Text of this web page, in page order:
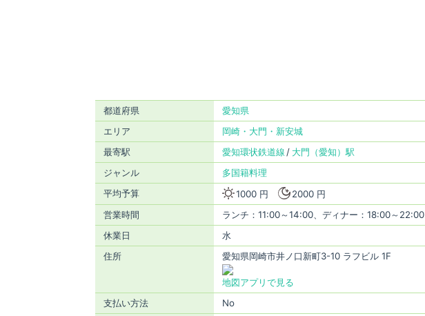
都道府県
愛知県
エリア
岡崎・大門・新安城
最寄駅
愛知環状鉄道線
大門（愛知）駅
ジャンル
多国籍料理
平均予算
1000 円
2000 円
営業時間
ランチ：11:00～14:00、ディナー：18:00～22:00
休業日
水
住所
愛知県岡崎市井ノ口新町3-10 ラフビル 1F
地図アプリで見る
支払い方法
No